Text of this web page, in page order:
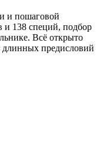
и пошаговой
и 138 специй, подбор
Всё открыто
длинных предисловий